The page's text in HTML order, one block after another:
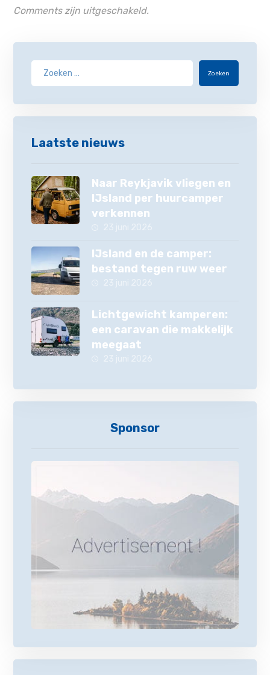
Comments zijn uitgeschakeld.
Zoeken
Laatste nieuws
Naar Reykjavik vliegen en
IJsland per huurcamper
verkennen
IJsland en de camper:
bestand tegen ruw weer
Lichtgewicht kamperen:
een caravan die makkelijk
meegaat
Sponsor